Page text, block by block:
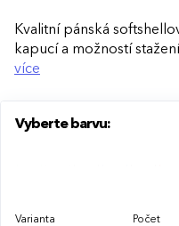
Kvalitní pánská
kapucí a možností
šňůrkou, manžety jsou
více
Vyberte barvu:
Varianta Počet